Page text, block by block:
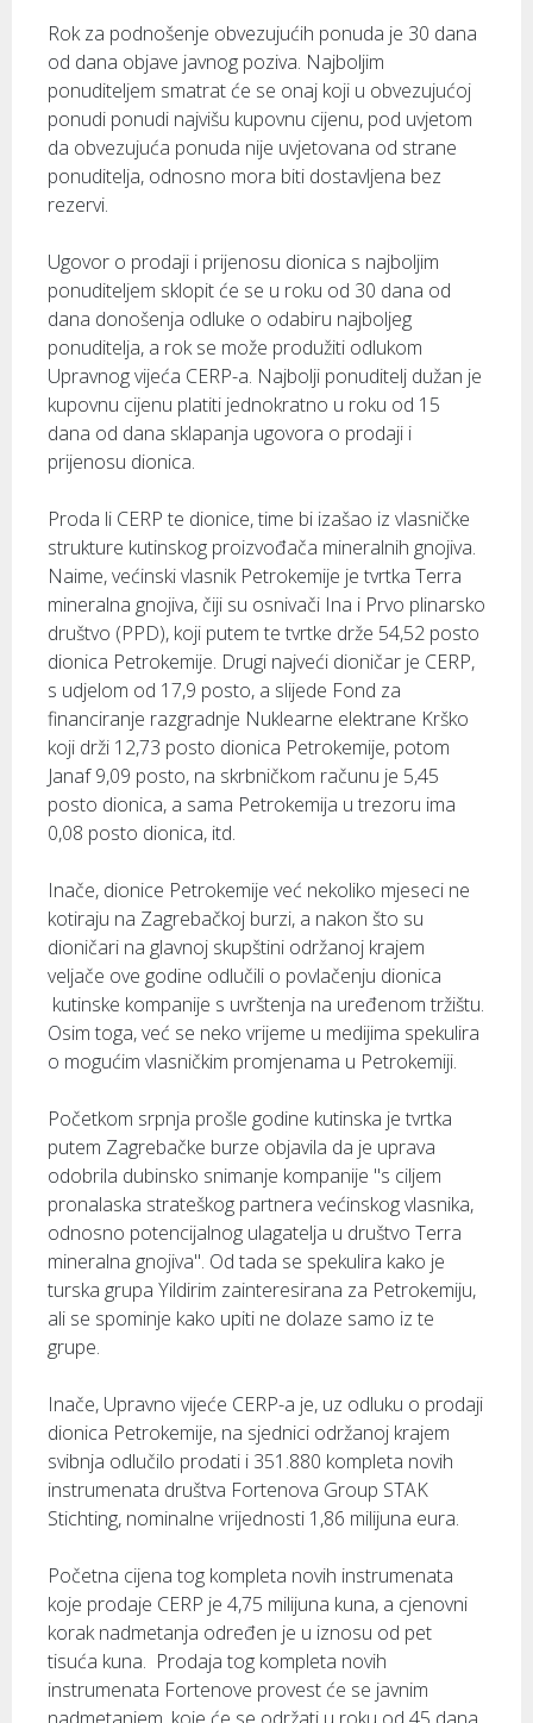
Rok za podnošenje obvezujućih ponuda je 30 dana
od dana objave javnog poziva. Najboljim
ponuditeljem smatrat će se onaj koji u obvezujućoj
ponudi ponudi najvišu kupovnu cijenu, pod uvjetom
da obvezujuća ponuda nije uvjetovana od strane
ponuditelja, odnosno mora biti dostavljena bez
rezervi.
Ugovor o prodaji i prijenosu dionica s najboljim
ponuditeljem sklopit će se u roku od 30 dana od
dana donošenja odluke o odabiru najboljeg
ponuditelja, a rok se može produžiti odlukom
Upravnog vijeća CERP-a. Najbolji ponuditelj dužan je
kupovnu cijenu platiti jednokratno u roku od 15
dana od dana sklapanja ugovora o prodaji i
prijenosu dionica.
Proda li CERP te dionice, time bi izašao iz vlasničke
strukture kutinskog proizvođača mineralnih gnojiva.
Naime, većinski vlasnik Petrokemije je tvrtka Terra
mineralna gnojiva, čiji su osnivači Ina i Prvo plinarsko
društvo (PPD), koji putem te tvrtke drže 54,52 posto
dionica Petrokemije. Drugi najveći dioničar je CERP,
s udjelom od 17,9 posto, a slijede Fond za
financiranje razgradnje Nuklearne elektrane Krško
koji drži 12,73 posto dionica Petrokemije, potom
Janaf 9,09 posto, na skrbničkom računu je 5,45
posto dionica, a sama Petrokemija u trezoru ima
0,08 posto dionica, itd.
Inače, dionice Petrokemije već nekoliko mjeseci ne
kotiraju na Zagrebačkoj burzi, a nakon što su
dioničari na glavnoj skupštini održanoj krajem
veljače ove godine odlučili o povlačenju dionica
kutinske kompanije s uvrštenja na uređenom tržištu.
Osim toga, već se neko vrijeme u medijima spekulira
o mogućim vlasničkim promjenama u Petrokemiji.
Početkom srpnja prošle godine kutinska je tvrtka
putem Zagrebačke burze objavila da je uprava
odobrila dubinsko snimanje kompanije "s ciljem
pronalaska strateškog partnera većinskog vlasnika,
odnosno potencijalnog ulagatelja u društvo Terra
mineralna gnojiva". Od tada se spekulira kako je
turska grupa Yildirim zainteresirana za Petrokemiju,
ali se spominje kako upiti ne dolaze samo iz te
grupe.
Inače, Upravno vijeće CERP-a je, uz odluku o prodaji
dionica Petrokemije, na sjednici održanoj krajem
svibnja odlučilo prodati i 351.880 kompleta novih
instrumenata društva Fortenova Group STAK
Stichting, nominalne vrijednosti 1,86 milijuna eura.
Početna cijena tog kompleta novih instrumenata
koje prodaje CERP je 4,75 milijuna kuna, a cjenovni
korak nadmetanja određen je u iznosu od pet
tisuća kuna. Prodaja tog kompleta novih
instrumenata Fortenove provest će se javnim